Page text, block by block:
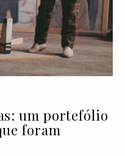
um portefólio
foram